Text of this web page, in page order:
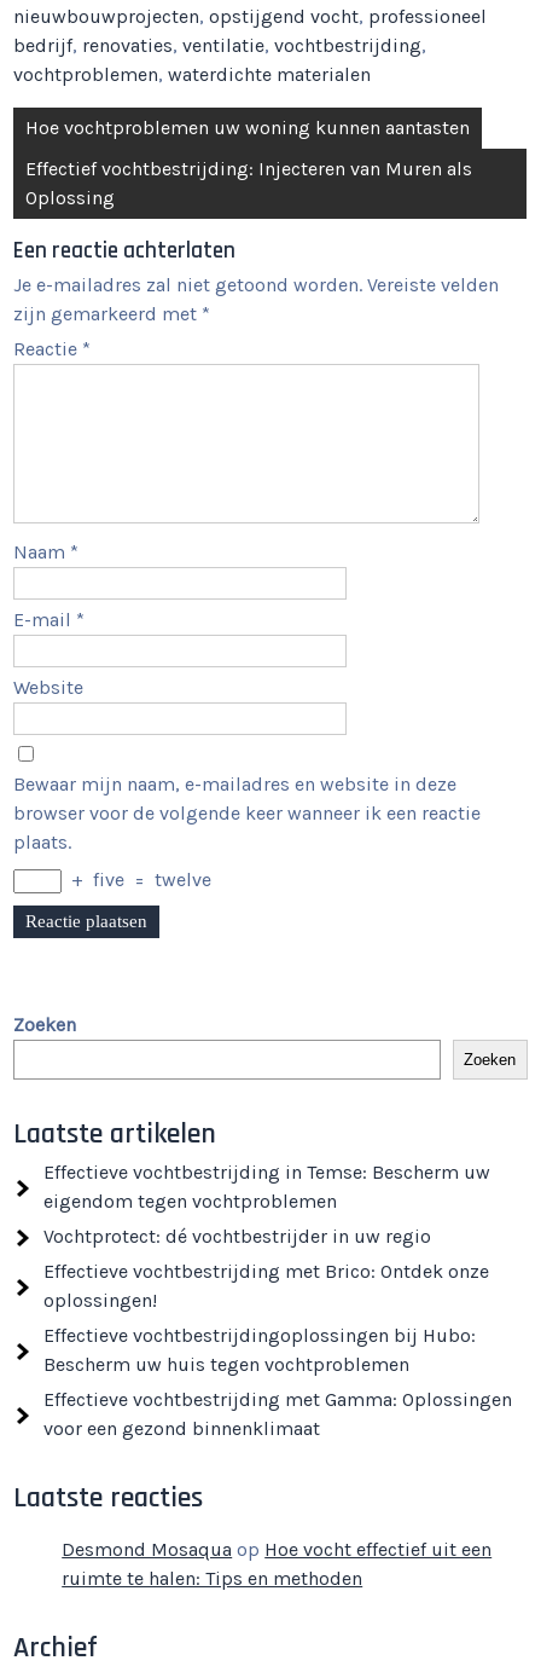
nieuwbouwprojecten,opstijgend vocht, professioneel
bedrijf, renovaties,ventilatie,vochtbestrijding,
vochtproblemen,waterdichte materialen
Berichtnavigatie
Hoe vochtproblemen uw woning kunnen aantasten
Effectief vochtbestrijding: Injecteren van Muren als
Oplossing
Een reactie achterlaten
Je e-mailadres zal niet getoond worden. Vereiste velden
zijn gemarkeerd met *
Reactie *
Naam *
E-mail *
Website
Bewaar mijn naam, e-mailadres en website in deze
browser voor de volgende keer wanneer ik een reactie
plaats.
+ five = twelve
Zoeken
Zoeken
Laatste artikelen
Effectieve vochtbestrijding in Temse: Bescherm uw
eigendom tegen vochtproblemen
Vochtprotect: dé vochtbestrijder in uw regio
Effectieve vochtbestrijding met Brico: Ontdek onze
oplossingen!
Effectieve vochtbestrijdingoplossingen bij Hubo:
Bescherm uw huis tegen vochtproblemen
Effectieve vochtbestrijding met Gamma: Oplossingen
voor een gezond binnenklimaat
Laatste reacties
Desmond Mosaqua op Hoe vocht effectief uit een
ruimte te halen: Tips en methoden
Archief